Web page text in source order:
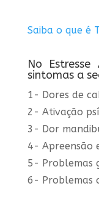
Saiba o que é
No
sintomas a
1- Dores de
2- Ativação
3- Dor
4- Apreensão
5- Problemas
6- Problemas